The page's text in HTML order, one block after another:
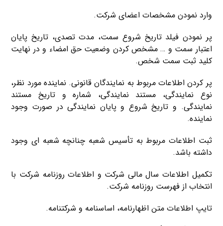
وارد نمودن مشخصات اعضای شرکت.
پر نمودن فیلد تاریخ شروع سمت، مدت تصدی، تاریخ پایان
اعتبار سمت و … مشخص کردن وضعیت حق امضاء و در نهایت
کلید ثبت سمت شخص.
پر کردن اطلاعات مربوط به نمایندگان قانونی. نماینده مورد نظر،
نوع نمایندگی، مستند نمایندگی، شماره و تاریخ مستند
نمایندگی. و تاریخ شروع و پایان نمایندگی در صورت وجود
نماینده.
ثبت اطلاعات مربوط به تأسیس شعبه چنانچه شعبه ای وجود
داشته باشد.
تکمیل اطلاعات سال مالی شرکت و اطلاعات روزنامه شرکت با
انتخاب از فهرست روزنامه شرکت.
تایپ اطلاعات متن اظهارنامه، اساسنامه و شرکتنامه.